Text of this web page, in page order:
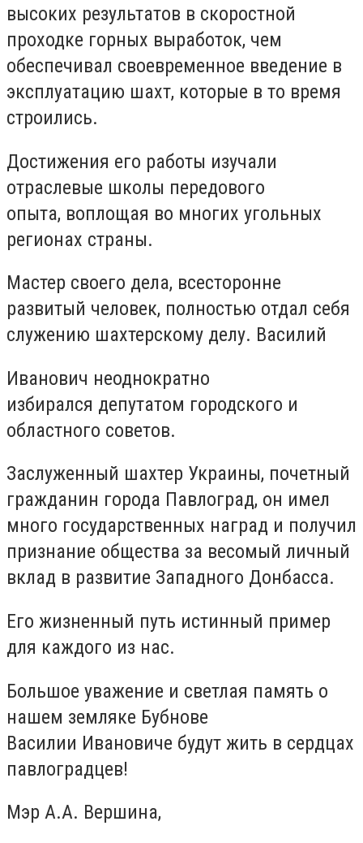
высоких результатов в скоростной
проходке горных выработок, чем
обеспечивал своевременное введение в
эксплуатацию шахт, которые в то время
строились.
Достижения его работы изучали
отраслевые школы передового
опыта, воплощая во многих угольных
регионах страны.
Мастер своего дела, всесторонне
развитый человек, полностью отдал себя
служению шахтерскому делу. Василий
Иванович неоднократно
избирался депутатом городского и
областного советов.
Заслуженный шахтер Украины, почетный
гражданин города Павлоград, он имел
много государственных наград и получил
признание общества за весомый личный
вклад в развитие Западного Донбасса.
Его жизненный путь истинный пример
для каждого из нас.
Большое уважение и светлая память о
нашем земляке Бубнове
Василии Ивановиче будут жить в сердцах
павлоградцев!
Мэр А.А. Вершина,